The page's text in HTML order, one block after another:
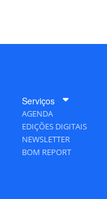
Serviços
AGENDA
EDIÇÕES DIGITAIS
NEWSLETTER
BOM REPORT